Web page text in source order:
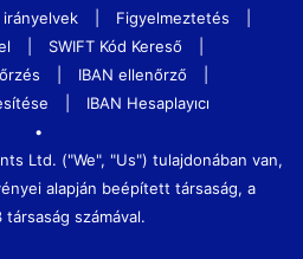
Figyelmeztetés
SWIFT Kód Kereső
IBAN ellenőrző
IBAN Hesaplayıcı
•
Ltd. ("We", "Us") tulajdonában van,
alapján beépített társaság, a
társaság számával.